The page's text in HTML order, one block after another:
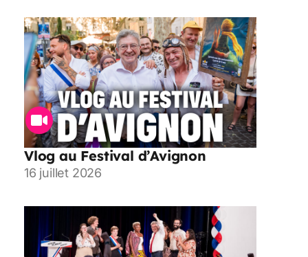
Vlog au Festival d’Avignon
16 juillet 2026